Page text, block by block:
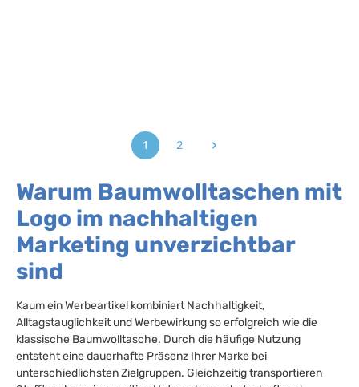
Seite
1
Seite
2
Warum Baumwolltaschen mit
Logo im nachhaltigen
Marketing unverzichtbar
sind
Kaum ein Werbeartikel kombiniert Nachhaltigkeit,
Alltagstauglichkeit und Werbewirkung so erfolgreich wie die
klassische Baumwolltasche. Durch die häufige Nutzung
entsteht eine dauerhafte Präsenz Ihrer Marke bei
unterschiedlichsten Zielgruppen. Gleichzeitig transportieren